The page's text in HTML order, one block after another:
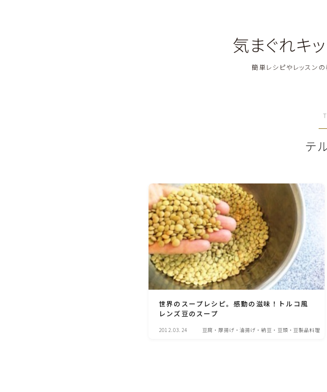
気まぐれキ
簡単レシピやレッスン
料理関連のお仕事・メ
豚肉料理
牛肉料理
ひき肉料理
魚介料理
卵料理
野菜料理(ブロッコリー
テ
世界のスープレシピ。感動の滋味！トルコ風
レンズ豆のスープ
2012.03.24 豆腐・厚揚げ・油揚げ・納豆・豆類・豆製品料理